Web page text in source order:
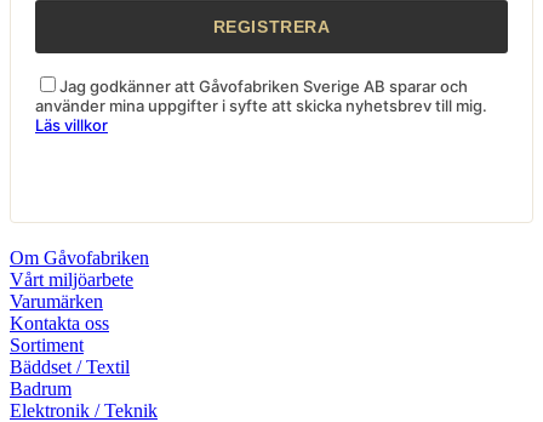
Jag godkänner att Gåvofabriken Sverige AB sparar och
använder mina uppgifter i syfte att skicka nyhetsbrev till mig.
Läs villkor
Om Gåvofabriken
Vårt miljöarbete
Varumärken
Kontakta oss
Sortiment
Bäddset / Textil
Badrum
Elektronik / Teknik